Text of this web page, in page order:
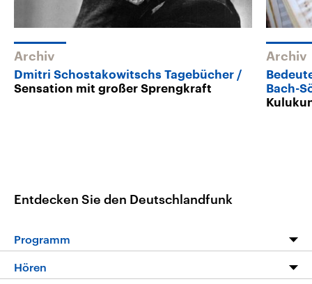
Archiv
Dmitri Schostakowitschs Tagebücher
Sensation mit großer Sprengkraft
Archiv
Bach-
Entdecken Sie den Deutschlandfunk
Programm
Programm
Hören